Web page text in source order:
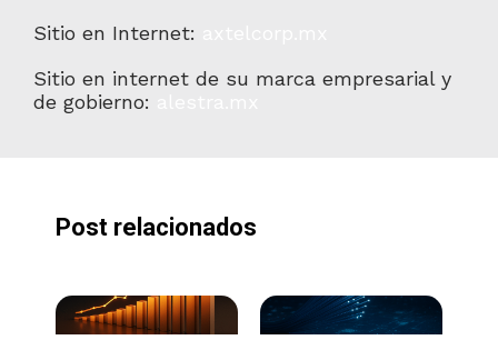
Sitio en Internet:
Sitio en internet de su marca empresarial y
de gobierno:
Post relacionados